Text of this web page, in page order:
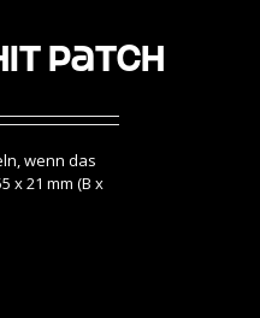
Patch
wenn das
x 21 mm (B x